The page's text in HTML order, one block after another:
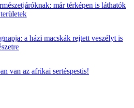
már térképen is láthatók
a házi macskák rejtett veszélyt is
van az afrikai sertéspestis!